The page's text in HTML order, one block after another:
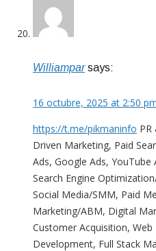
Williampar says:
16 octubre, 2025 at 2:50
https://t.me/pikmaninfo
Driven Marketing, Paid
Ads, Google Ads, YouTube
Search Engine
Social Media/SMM, Paid
Marketing/ABM, Digital
Customer Acquisition,
Development, Full Stack